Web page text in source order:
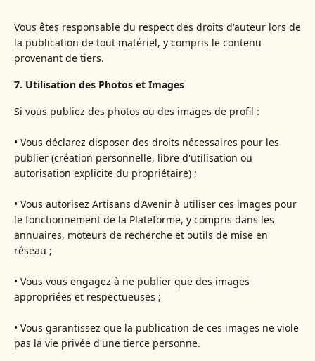
Vous êtes responsable du respect des droits d'auteur lors de
la publication de tout matériel, y compris le contenu
provenant de tiers.
7. Utilisation des Photos et Images
Si vous publiez des photos ou des images de profil :
• Vous déclarez disposer des droits nécessaires pour les
publier (création personnelle, libre d'utilisation ou
autorisation explicite du propriétaire) ;
• Vous autorisez Artisans d'Avenir à utiliser ces images pour
le fonctionnement de la Plateforme, y compris dans les
annuaires, moteurs de recherche et outils de mise en
réseau ;
• Vous vous engagez à ne publier que des images
appropriées et respectueuses ;
• Vous garantissez que la publication de ces images ne viole
pas la vie privée d'une tierce personne.